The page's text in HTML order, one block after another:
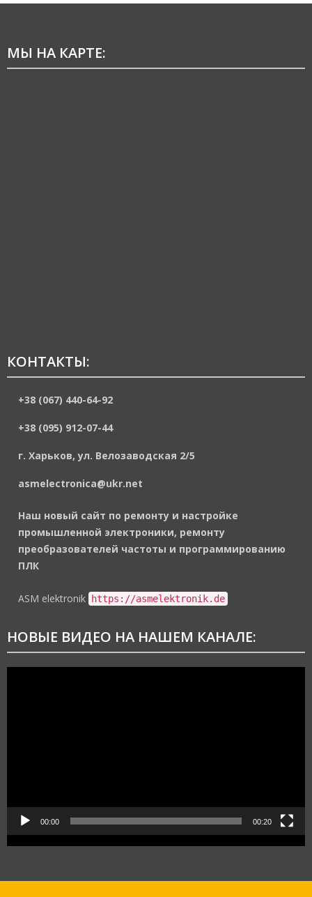
МЫ НА КАРТЕ:
КОНТАКТЫ:
+38 (067) 440-64-92
+38 (095) 912-07-44
г. Харьков, ул. Велозаводская 2/5
asmelectronica@ukr.net
Наш новый сайт по ремонту и настройке
промышленной электроники, ремонту
преобразователей частоты и программированию
ПЛК
ASM elektronik https://asmelektronik.de
НОВЫЕ ВИДЕО НА НАШЕМ КАНАЛЕ:
00:00 00:20